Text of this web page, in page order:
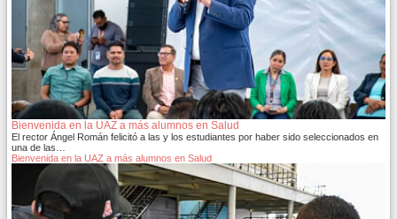
Bienvenida en la UAZ a más alumnos en Salud
El rector Ángel Román felicitó a las y los estudiantes por haber sido seleccionados en
una de las…
Bienvenida en la UAZ a más alumnos en Salud